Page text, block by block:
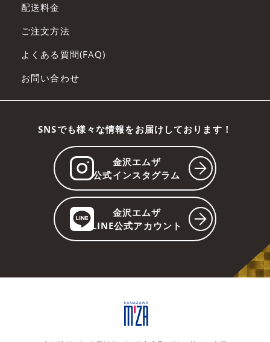
配送料金
ご注文方法
よくある質問(FAQ)
お問い合わせ
SNSでも様々な情報をお届けしております！
金沢エムザ
公式インスタグラム
金沢エムザ
LINE公式アカウント